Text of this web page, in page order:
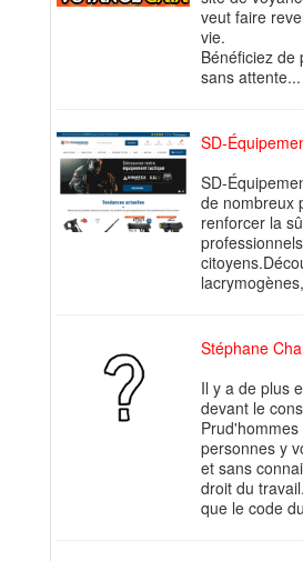
veut faire
vie.
Bénéficiez de
sans attente...
SD-
SD-
de nombreux
renforcer la
Stéphane
Il y a de plus
devant le
personnes y
et sans
droit du
que le code